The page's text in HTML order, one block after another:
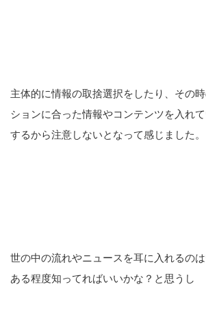
主体的に情報の取捨選択をしたり、その
ションに合った情報やコンテンツを入れ
するから注意しないとなって感じました。
世の中の流れやニュースを耳に入れるのは
ある程度知ってればいいかな？と思うし